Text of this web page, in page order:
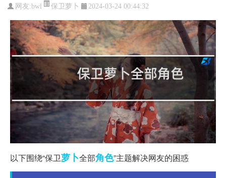
网友:bwl 保卫萝卜 2024-03-24 00:44:32
以下围绕“保卫萝卜全部角色”主题解决网友的困惑